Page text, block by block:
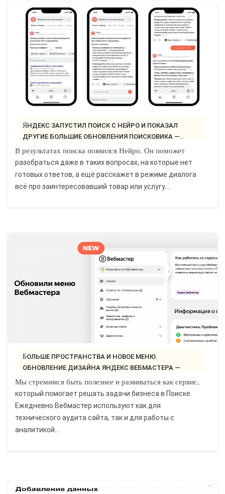
ЯНДЕКС ЗАПУСТИЛ ПОИСК С НЕЙРО И ПОКАЗАЛ
ДРУГИЕ БОЛЬШИЕ ОБНОВЛЕНИЯ ПОИСКОВИКА —..
В результатах поиска появился Нейро. Он поможет
разобраться даже в таких вопросах, на которые нет
готовых ответов, а ещё расскажет в режиме диалога
всё про заинтересовавший товар или услугу....
БОЛЬШЕ ПРОСТРАНСТВА И НОВОЕ МЕНЮ.
ОБНОВЛЕНИЕ ДИЗАЙНА ЯНДЕКС ВЕБМАСТЕРА —
Мы стремимся быть полезнее и развиваться как сервис,
который помогает решать задачи бизнеса в Поиске.
Ежедневно Вебмастер используют как для
технического аудита сайта, так и для работы с
аналитикой...